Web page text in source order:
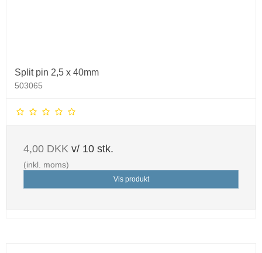
Split pin 2,5 x 40mm
503065
4,00 DKK v/ 10 stk.
(inkl. moms)
Vis produkt